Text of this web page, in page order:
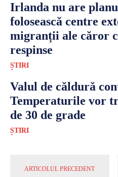
Irlanda nu are
folosească centre
migranții ale căror
respinse
ȘTIRI
Valul de căldură
Temperaturile vor
de 30 de grade
ȘTIRI
ARTICOLUL PRECEDENT